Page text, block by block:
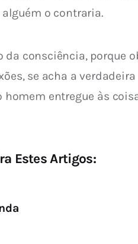
o contraria.
consciência, porque
se acha a
entregue às
Estes Artigos: